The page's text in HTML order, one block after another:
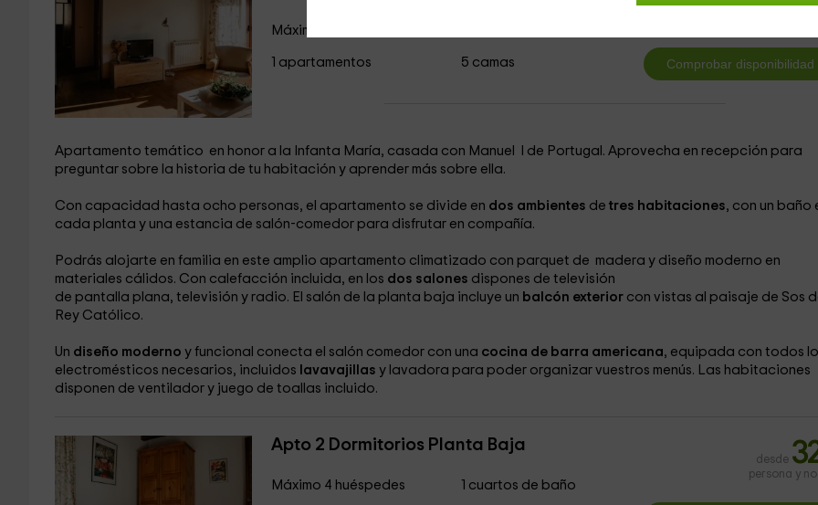
Máximo 8 huéspedes
1 apartamentos 5 camas
desde
Apartamento temático en honor a la Infanta María, casada con Manuel I de Portugal. Aprovecha en recepción para
preguntar sobre la historia de tu habitación y aprender más sobre ella.
Con capacidad hasta ocho personas, el apartamento se divide en dos ambientes de tres habitaciones, con un baño
cada planta y una estancia de salón-comedor para disfrutar en compañía.
Podrás alojarte en familia en este amplio apartamento climatizado con parquet de madera y diseño moderno en
materiales cálidos. Con calefacción incluida, en los dos salones dispones de televisión
de pantalla plana, televisión y radio. El salón de la planta baja incluye un balcón exteriorcon vistas al paisaje de Sos
Rey Católico.
Un diseño moderno y funcional conecta el salón comedor con una cocina de barra americana, equipada con todos
electromésticos necesarios, incluidos lavavajillas y lavadora para poder organizar vuestros menús. Las habitaciones
disponen de ventilador y juego de toallas incluido.
Apto 2 Dormitorios Planta Baja
Máximo 4 huéspedes 1 cuartos de baño
desde
persona y